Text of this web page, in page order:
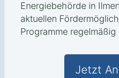
Energiebehörde in
aktuellen
Programme
Jetzt